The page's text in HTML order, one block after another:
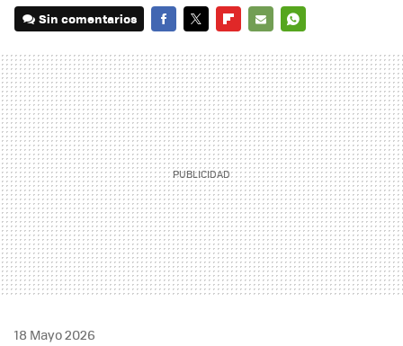
Sin comentarios
MAIL
18 Mayo 2026